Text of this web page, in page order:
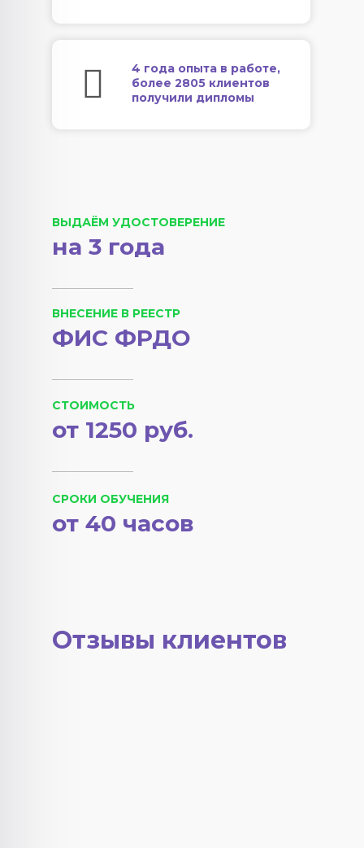
4 года опыта в работе,
более 2805 клиентов
получили дипломы
ВЫДАЁМ УДОСТОВЕРЕНИЕ
на 3 года
ВНЕСЕНИЕ В РЕЕСТР
ФИС ФРДО
СРОКИ ОБУЧЕНИЯ
СТОИМОСТЬ
от 40 часов
от 1250 руб.
Отзывы клиентов